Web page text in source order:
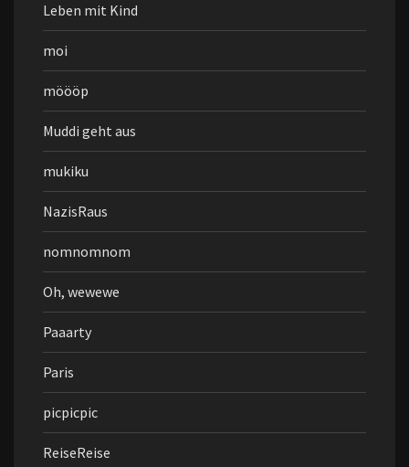
Leben mit Kind
moi
möööp
Muddi geht aus
mukiku
NazisRaus
nomnomnom
Oh, wewewe
Paaarty
Paris
picpicpic
ReiseReise